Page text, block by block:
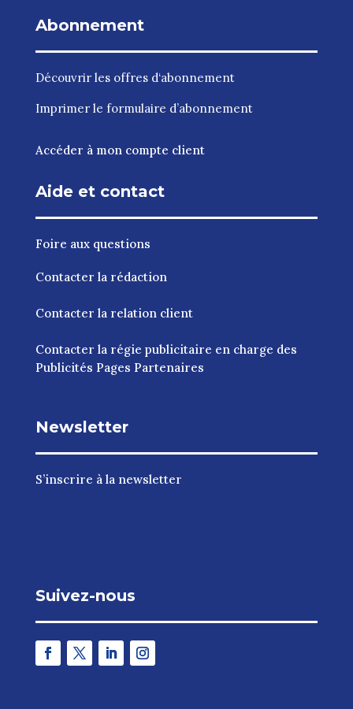
Abonnement
Découvrir les offres d‘abonnement
Imprimer le formulaire d’abonnement
Accéder à mon compte client
Aide et contact
Foire aux questions
Contacter la rédaction
Contacter la relation client
Contacter la régie publicitaire en charge des
Publicités Pages Partenaires
Newsletter
S’inscrire à la newsletter
Suivez-nous